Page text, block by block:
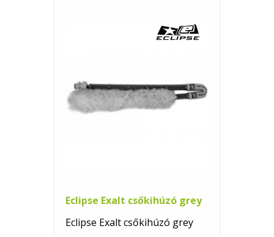
Eclipse Exalt csőkihúzó grey
Eclipse Exalt csőkihúzó grey